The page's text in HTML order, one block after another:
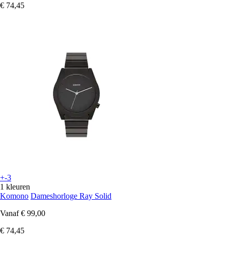
€ 74,45
+-3
1 kleuren
Komono Dameshorloge Ray Solid
Vanaf € 99,00
€ 74,45